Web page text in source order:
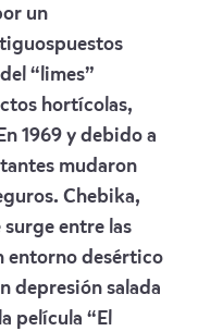
un
“limes”
hortícolas,
1969 y debido a
mudaron
Chebika,
entre las
entorno desértico
depresión salada
película “El